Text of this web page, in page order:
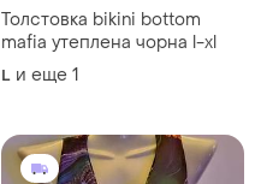
Толстовка bikini bottom
mafia утеплена чорна l-xl
L и еще 1